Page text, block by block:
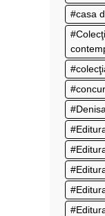
casa